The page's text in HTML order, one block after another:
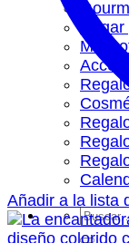
Buscar
por:
Añadir a la lista